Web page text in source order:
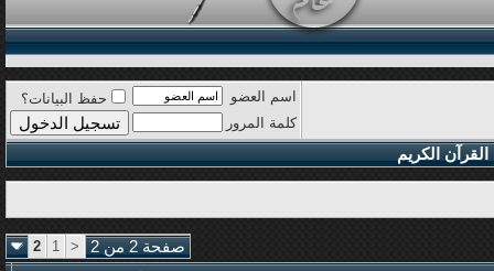
اسم العضو
حفظ البيانات؟
كلمة المرور
القرآن الكريم
صفحة 2 من 2 <
1
2